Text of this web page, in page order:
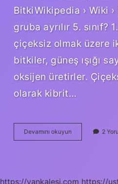
BitkiWikipedia › Wiki
gruba ayrılır 5.
çiçeksiz olmak üzere
bitkiler, güneş ışığı
oksijen üretirler.
olarak kibrit…
Devamını okuyun
Kaç
2
https://vankalesi.com https://